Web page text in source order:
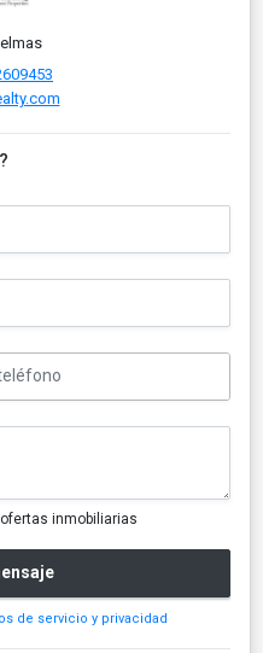
inmobiliarias
de servicio y privacidad